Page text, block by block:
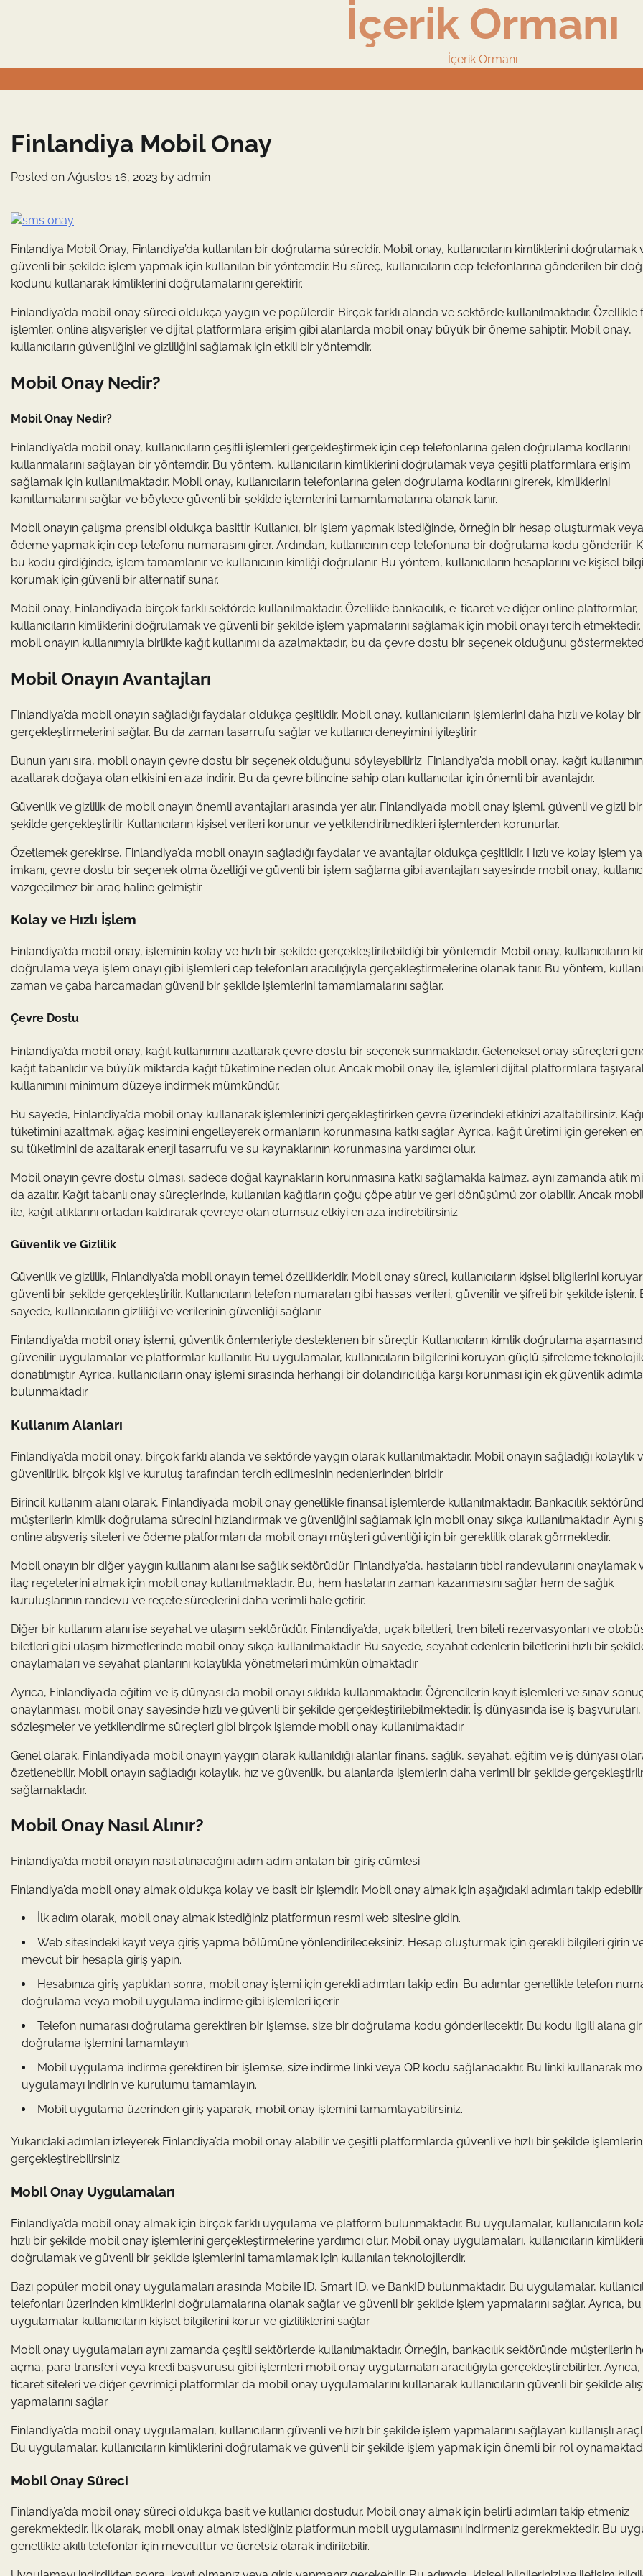
İçerik Ormanı
İçerik Ormanı
Finlandiya Mobil Onay
Posted on Ağustos 16, 2023 by admin
Finlandiya Mobil Onay, Finlandiya’da kullanılan bir doğrulama sürecidir. Mobil onay, kullanıcıların kimliklerini doğrulamak
güvenli bir şekilde işlem yapmak için kullanılan bir yöntemdir. Bu süreç, kullanıcıların cep telefonlarına gönderilen bir
kodunu kullanarak kimliklerini doğrulamalarını gerektirir.
Finlandiya’da mobil onay süreci oldukça yaygın ve popülerdir. Birçok farklı alanda ve sektörde kullanılmaktadır. Özellikle
işlemler, online alışverişler ve dijital platformlara erişim gibi alanlarda mobil onay büyük bir öneme sahiptir. Mobil onay,
kullanıcıların güvenliğini ve gizliliğini sağlamak için etkili bir yöntemdir.
Mobil Onay Nedir?
Mobil Onay Nedir?
Finlandiya’da mobil onay, kullanıcıların çeşitli işlemleri gerçekleştirmek için cep telefonlarına gelen doğrulama kodlarını
kullanmalarını sağlayan bir yöntemdir. Bu yöntem, kullanıcıların kimliklerini doğrulamak veya çeşitli platformlara erişim
sağlamak için kullanılmaktadır. Mobil onay, kullanıcıların telefonlarına gelen doğrulama kodlarını girerek, kimliklerini
kanıtlamalarını sağlar ve böylece güvenli bir şekilde işlemlerini tamamlamalarına olanak tanır.
Mobil onayın çalışma prensibi oldukça basittir. Kullanıcı, bir işlem yapmak istediğinde, örneğin bir hesap oluşturmak
ödeme yapmak için cep telefonu numarasını girer. Ardından, kullanıcının cep telefonuna bir doğrulama kodu gönderilir.
bu kodu girdiğinde, işlem tamamlanır ve kullanıcının kimliği doğrulanır. Bu yöntem, kullanıcıların hesaplarını ve kişisel
korumak için güvenli bir alternatif sunar.
Mobil onay, Finlandiya’da birçok farklı sektörde kullanılmaktadır. Özellikle bankacılık, e-ticaret ve diğer online platformlar,
kullanıcıların kimliklerini doğrulamak ve güvenli bir şekilde işlem yapmalarını sağlamak için mobil onayı tercih etmektedir.
mobil onayın kullanımıyla birlikte kağıt kullanımı da azalmaktadır, bu da çevre dostu bir seçenek olduğunu
Mobil Onayın Avantajları
Finlandiya’da mobil onayın sağladığı faydalar oldukça çeşitlidir. Mobil onay, kullanıcıların işlemlerini daha hızlı ve kolay
gerçekleştirmelerini sağlar. Bu da zaman tasarrufu sağlar ve kullanıcı deneyimini iyileştirir.
Bunun yanı sıra, mobil onayın çevre dostu bir seçenek olduğunu söyleyebiliriz. Finlandiya’da mobil onay, kağıt
azaltarak doğaya olan etkisini en aza indirir. Bu da çevre bilincine sahip olan kullanıcılar için önemli bir avantajdır.
Güvenlik ve gizlilik de mobil onayın önemli avantajları arasında yer alır. Finlandiya’da mobil onay işlemi, güvenli ve gizli bir
şekilde gerçekleştirilir. Kullanıcıların kişisel verileri korunur ve yetkilendirilmedikleri işlemlerden korunurlar.
Özetlemek gerekirse, Finlandiya’da mobil onayın sağladığı faydalar ve avantajlar oldukça çeşitlidir. Hızlı ve kolay işlem
imkanı, çevre dostu bir seçenek olma özelliği ve güvenli bir işlem sağlama gibi avantajları sayesinde mobil onay,
vazgeçilmez bir araç haline gelmiştir.
Kolay ve Hızlı İşlem
Finlandiya’da mobil onay, işleminin kolay ve hızlı bir şekilde gerçekleştirilebildiği bir yöntemdir. Mobil onay, kullanıcıların
doğrulama veya işlem onayı gibi işlemleri cep telefonları aracılığıyla gerçekleştirmelerine olanak tanır. Bu yöntem,
zaman ve çaba harcamadan güvenli bir şekilde işlemlerini tamamlamalarını sağlar.
Çevre Dostu
Finlandiya’da mobil onay, kağıt kullanımını azaltarak çevre dostu bir seçenek sunmaktadır. Geleneksel onay süreçleri
kağıt tabanlıdır ve büyük miktarda kağıt tüketimine neden olur. Ancak mobil onay ile, işlemleri dijital platformlara
kullanımını minimum düzeye indirmek mümkündür.
Bu sayede, Finlandiya’da mobil onay kullanarak işlemlerinizi gerçekleştirirken çevre üzerindeki etkinizi azaltabilirsiniz.
tüketimini azaltmak, ağaç kesimini engelleyerek ormanların korunmasına katkı sağlar. Ayrıca, kağıt üretimi için gereken
su tüketimini de azaltarak enerji tasarrufu ve su kaynaklarının korunmasına yardımcı olur.
Mobil onayın çevre dostu olması, sadece doğal kaynakların korunmasına katkı sağlamakla kalmaz, aynı zamanda atık
da azaltır. Kağıt tabanlı onay süreçlerinde, kullanılan kağıtların çoğu çöpe atılır ve geri dönüşümü zor olabilir. Ancak
ile, kağıt atıklarını ortadan kaldırarak çevreye olan olumsuz etkiyi en aza indirebilirsiniz.
Güvenlik ve Gizlilik
Güvenlik ve gizlilik, Finlandiya’da mobil onayın temel özellikleridir. Mobil onay süreci, kullanıcıların kişisel bilgilerini
güvenli bir şekilde gerçekleştirilir. Kullanıcıların telefon numaraları gibi hassas verileri, güvenilir ve şifreli bir şekilde işlenir.
sayede, kullanıcıların gizliliği ve verilerinin güvenliği sağlanır.
Finlandiya’da mobil onay işlemi, güvenlik önlemleriyle desteklenen bir süreçtir. Kullanıcıların kimlik doğrulama
güvenilir uygulamalar ve platformlar kullanılır. Bu uygulamalar, kullanıcıların bilgilerini koruyan güçlü şifreleme
donatılmıştır. Ayrıca, kullanıcıların onay işlemi sırasında herhangi bir dolandırıcılığa karşı korunması için ek güvenlik
bulunmaktadır.
Kullanım Alanları
Finlandiya’da mobil onay, birçok farklı alanda ve sektörde yaygın olarak kullanılmaktadır. Mobil onayın sağladığı kolaylık
güvenilirlik, birçok kişi ve kuruluş tarafından tercih edilmesinin nedenlerinden biridir.
Birincil kullanım alanı olarak, Finlandiya’da mobil onay genellikle finansal işlemlerde kullanılmaktadır. Bankacılık
müşterilerin kimlik doğrulama sürecini hızlandırmak ve güvenliğini sağlamak için mobil onay sıkça kullanılmaktadır. Aynı
online alışveriş siteleri ve ödeme platformları da mobil onayı müşteri güvenliği için bir gereklilik olarak görmektedir.
Mobil onayın bir diğer yaygın kullanım alanı ise sağlık sektörüdür. Finlandiya’da, hastaların tıbbi randevularını onaylamak
ilaç reçetelerini almak için mobil onay kullanılmaktadır. Bu, hem hastaların zaman kazanmasını sağlar hem de sağlık
kuruluşlarının randevu ve reçete süreçlerini daha verimli hale getirir.
Diğer bir kullanım alanı ise seyahat ve ulaşım sektörüdür. Finlandiya’da, uçak biletleri, tren bileti rezervasyonları ve
biletleri gibi ulaşım hizmetlerinde mobil onay sıkça kullanılmaktadır. Bu sayede, seyahat edenlerin biletlerini hızlı bir
onaylamaları ve seyahat planlarını kolaylıkla yönetmeleri mümkün olmaktadır.
Ayrıca, Finlandiya’da eğitim ve iş dünyası da mobil onayı sıklıkla kullanmaktadır. Öğrencilerin kayıt işlemleri ve sınav
onaylanması, mobil onay sayesinde hızlı ve güvenli bir şekilde gerçekleştirilebilmektedir. İş dünyasında ise iş başvuruları,
sözleşmeler ve yetkilendirme süreçleri gibi birçok işlemde mobil onay kullanılmaktadır.
Genel olarak, Finlandiya’da mobil onayın yaygın olarak kullanıldığı alanlar finans, sağlık, seyahat, eğitim ve iş dünyası
özetlenebilir. Mobil onayın sağladığı kolaylık, hız ve güvenlik, bu alanlarda işlemlerin daha verimli bir şekilde
sağlamaktadır.
Mobil Onay Nasıl Alınır?
Finlandiya’da mobil onayın nasıl alınacağını adım adım anlatan bir giriş cümlesi
Finlandiya’da mobil onay almak oldukça kolay ve basit bir işlemdir. Mobil onay almak için aşağıdaki adımları takip
İlk adım olarak, mobil onay almak istediğiniz platformun resmi web sitesine gidin.
Web sitesindeki kayıt veya giriş yapma bölümüne yönlendirileceksiniz. Hesap oluşturmak için gerekli bilgileri girin
mevcut bir hesapla giriş yapın.
Hesabınıza giriş yaptıktan sonra, mobil onay işlemi için gerekli adımları takip edin. Bu adımlar genellikle telefon
doğrulama veya mobil uygulama indirme gibi işlemleri içerir.
Telefon numarası doğrulama gerektiren bir işlemse, size bir doğrulama kodu gönderilecektir. Bu kodu ilgili alana
doğrulama işlemini tamamlayın.
Mobil uygulama indirme gerektiren bir işlemse, size indirme linki veya QR kodu sağlanacaktır. Bu linki kullanarak
uygulamayı indirin ve kurulumu tamamlayın.
Mobil uygulama üzerinden giriş yaparak, mobil onay işlemini tamamlayabilirsiniz.
Yukarıdaki adımları izleyerek Finlandiya’da mobil onay alabilir ve çeşitli platformlarda güvenli ve hızlı bir şekilde
gerçekleştirebilirsiniz.
Mobil Onay Uygulamaları
Finlandiya’da mobil onay almak için birçok farklı uygulama ve platform bulunmaktadır. Bu uygulamalar, kullanıcıların
hızlı bir şekilde mobil onay işlemlerini gerçekleştirmelerine yardımcı olur. Mobil onay uygulamaları, kullanıcıların
doğrulamak ve güvenli bir şekilde işlemlerini tamamlamak için kullanılan teknolojilerdir.
Bazı popüler mobil onay uygulamaları arasında Mobile ID, Smart ID, ve BankID bulunmaktadır. Bu uygulamalar,
telefonları üzerinden kimliklerini doğrulamalarına olanak sağlar ve güvenli bir şekilde işlem yapmalarını sağlar. Ayrıca, bu
uygulamalar kullanıcıların kişisel bilgilerini korur ve gizliliklerini sağlar.
Mobil onay uygulamaları aynı zamanda çeşitli sektörlerde kullanılmaktadır. Örneğin, bankacılık sektöründe müşterilerin
açma, para transferi veya kredi başvurusu gibi işlemleri mobil onay uygulamaları aracılığıyla gerçekleştirebilirler. Ayrıca,
ticaret siteleri ve diğer çevrimiçi platformlar da mobil onay uygulamalarını kullanarak kullanıcıların güvenli bir şekilde
yapmalarını sağlar.
Finlandiya’da mobil onay uygulamaları, kullanıcıların güvenli ve hızlı bir şekilde işlem yapmalarını sağlayan kullanışlı
Bu uygulamalar, kullanıcıların kimliklerini doğrulamak ve güvenli bir şekilde işlem yapmak için önemli bir rol
Mobil Onay Süreci
Finlandiya’da mobil onay süreci oldukça basit ve kullanıcı dostudur. Mobil onay almak için belirli adımları takip etmeniz
gerekmektedir. İlk olarak, mobil onay almak istediğiniz platformun mobil uygulamasını indirmeniz gerekmektedir. Bu
genellikle akıllı telefonlar için mevcuttur ve ücretsiz olarak indirilebilir.